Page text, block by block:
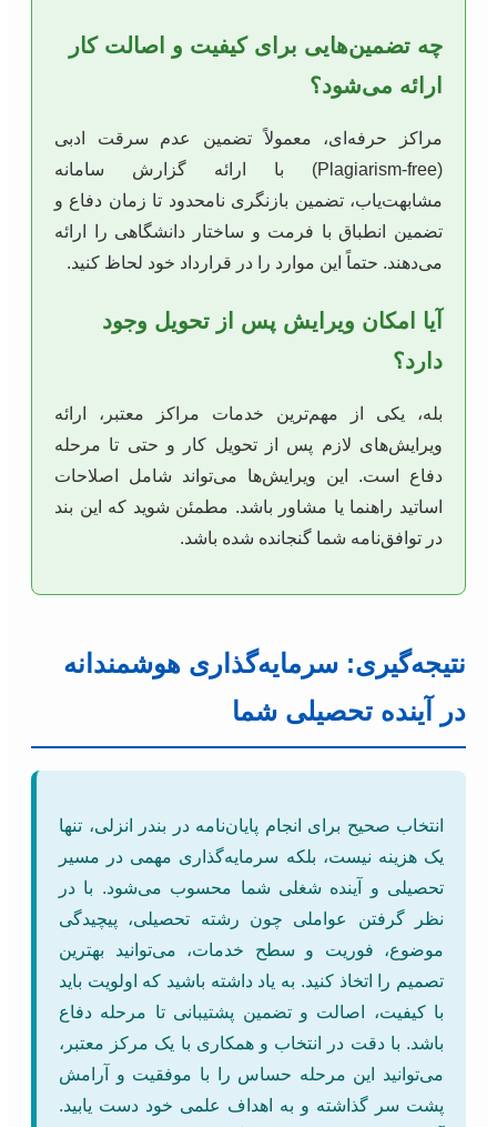
چه تضمین‌هایی برای کیفیت و اصالت کار
ارائه می‌شود؟
مراکز حرفه‌ای، معمولاً تضمین عدم سرقت ادبی
(Plagiarism-free) با ارائه گزارش سامانه
مشابهت‌یاب، تضمین بازنگری نامحدود تا زمان دفاع و
تضمین انطباق با فرمت و ساختار دانشگاهی را ارائه
می‌دهند. حتماً این موارد را در قرارداد خود لحاظ کنید.
آیا امکان ویرایش پس از تحویل وجود
دارد؟
بله، یکی از مهم‌ترین خدمات مراکز معتبر، ارائه
ویرایش‌های لازم پس از تحویل کار و حتی تا مرحله
دفاع است. این ویرایش‌ها می‌تواند شامل اصلاحات
اساتید راهنما یا مشاور باشد. مطمئن شوید که این بند
در توافق‌نامه شما گنجانده شده باشد.
نتیجه‌گیری: سرمایه‌گذاری هوشمندانه
در آینده تحصیلی شما
انتخاب صحیح برای انجام پایان‌نامه در بندر انزلی، تنها
یک هزینه نیست، بلکه سرمایه‌گذاری مهمی در مسیر
تحصیلی و آینده شغلی شما محسوب می‌شود. با در
نظر گرفتن عواملی چون رشته تحصیلی، پیچیدگی
موضوع، فوریت و سطح خدمات، می‌توانید بهترین
تصمیم را اتخاذ کنید. به یاد داشته باشید که اولویت باید
با کیفیت، اصالت و تضمین پشتیبانی تا مرحله دفاع
باشد. با دقت در انتخاب و همکاری با یک مرکز معتبر،
می‌توانید این مرحله حساس را با موفقیت و آرامش
پشت سر گذاشته و به اهداف علمی خود دست یابید.